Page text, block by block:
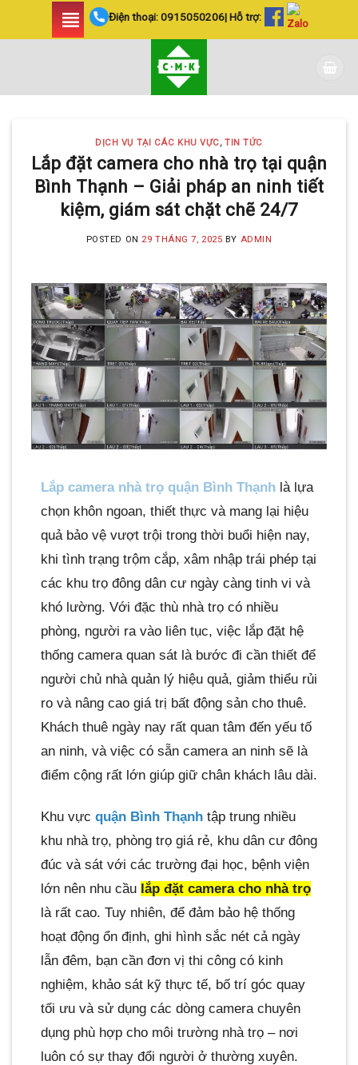
Điện thoại:0915050206| Hỗ trợ:
DỊCH VỤ TẠI CÁC KHU VỰC,TIN TỨC
Lắp đặt camera cho nhà trọ tại quận
Bình Thạnh – Giải pháp an ninh tiết
kiệm, giám sát chặt chẽ 24/7
POSTED ON 29 THÁNG 7, 2025 BY ADMIN
Lắp camera nhà trọ quận Bình Thạnh là lựa
chọn khôn ngoan, thiết thực và mang lại hiệu
quả bảo vệ vượt trội trong thời buổi hiện nay,
khi tình trạng trộm cắp, xâm nhập trái phép tại
các khu trọ đông dân cư ngày càng tinh vi và
khó lường. Với đặc thù nhà trọ có nhiều
phòng, người ra vào liên tục, việc lắp đặt hệ
thống camera quan sát là bước đi cần thiết để
người chủ nhà quản lý hiệu quả, giảm thiểu rủi
ro và nâng cao giá trị bất động sản cho thuê.
Khách thuê ngày nay rất quan tâm đến yếu tố
an ninh, và việc có sẵn camera an ninh sẽ là
điểm cộng rất lớn giúp giữ chân khách lâu dài.
Khu vực quận Bình Thạnh tập trung nhiều
khu nhà trọ, phòng trọ giá rẻ, khu dân cư đông
đúc và sát với các trường đại học, bệnh viện
lớn nên nhu cầu lắp đặt camera cho nhà trọ
là rất cao. Tuy nhiên, để đảm bảo hệ thống
hoạt động ổn định, ghi hình sắc nét cả ngày
lẫn đêm, bạn cần đơn vị thi công có kinh
nghiệm, khảo sát kỹ thực tế, bố trí góc quay
tối ưu và sử dụng các dòng camera chuyên
dụng phù hợp cho môi trường nhà trọ – nơi
luôn có sự thay đổi người ở thường xuyên.